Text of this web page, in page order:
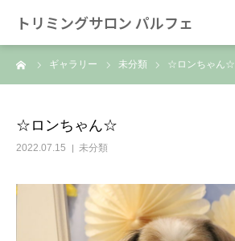
トリミングサロン パルフェ
ギャラリー 未分類 ☆ロンちゃん☆
☆ロンちゃん☆
2022.07.15 未分類
HOME
スタッフ